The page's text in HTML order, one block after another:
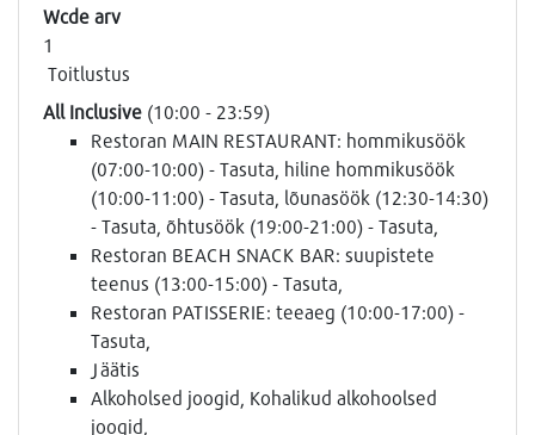
Wcde arv
1
Toitlustus
All Inclusive (10:00 - 23:59)
Restoran MAIN RESTAURANT: hommikusöök
(07:00-10:00) - Tasuta, hiline hommikusöök
(10:00-11:00) - Tasuta, lõunasöök (12:30-14:30)
- Tasuta, õhtusöök (19:00-21:00) - Tasuta,
Restoran BEACH SNACK BAR: suupistete
teenus (13:00-15:00) - Tasuta,
Restoran PATISSERIE: teeaeg (10:00-17:00) -
Tasuta,
Jäätis
Alkoholsed joogid, Kohalikud alkohoolsed
joogid,